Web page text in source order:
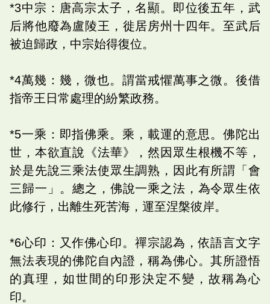
*3中宗：唐高宗太子，名顯。即位後五年，武
后將他廢為盧陵王，徙居房州十四年。至武后
被迫歸政，中宗始得復位。
*4萬幾：幾，微也。謂當戒懼萬事之微。後借
指帝王日常處理的紛繁政務。
*5一乘：即指佛乘。乘，載運的意思。佛陀出
世，本欲直說《法華》，然因眾生根機不等，
於是先說三乘法使眾生調熟，因此有所謂「會
三歸一」。總之，佛說一乘之法，為令眾生依
此修行，出離生死苦海，運至涅槃彼岸。
*6心印：又作佛心印。禪宗認為，依語言文字
無法表現的佛陀自內證，稱為佛心。其所證悟
的真理，如世間的印形決定不變，故稱為心
印。